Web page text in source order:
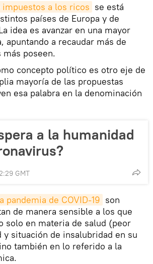
impuestos a los ricos se está
países de Europa y de
idea es avanzar en una mayor
apuntando a recaudar más de
poseen.
concepto político es otro eje de
mayoría de las propuestas
esa palabra en la denominación
a la humanidad
GMT
pandemia de COVID-19 son
de manera sensible a los que
solo en materia de salud (peor
y situación de insalubridad en su
también en lo referido a la